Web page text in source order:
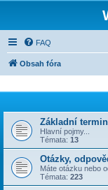
FAQ
Obsah fóra
Základní
Hlavní pojmy...
Témata: 13
Otázky,
Máte otázku nebo
Témata: 223